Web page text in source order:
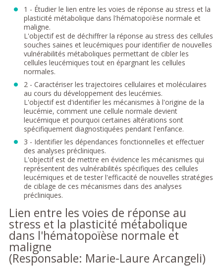
1 - Étudier le lien entre les voies de réponse au stress et la
plasticité métabolique dans l'hématopoïèse normale et
maligne.
L'objectif est de déchiffrer la réponse au stress des cellules
souches saines et leucémiques pour identifier de nouvelles
vulnérabilités métaboliques permettant de cibler les
cellules leucémiques tout en épargnant les cellules
normales.
2 - Caractériser les trajectoires cellulaires et moléculaires
au cours du développement des leucémies.
L'objectif est d'identifier les mécanismes à l'origine de la
leucémie, comment une cellule normale devient
leucémique et pourquoi certaines altérations sont
spécifiquement diagnostiquées pendant l'enfance.
3 - Identifier les dépendances fonctionnelles et effectuer
des analyses précliniques.
L'objectif est de mettre en évidence les mécanismes qui
représentent des vulnérabilités spécifiques des cellules
leucémiques et de tester l'efficacité de nouvelles stratégies
de ciblage de ces mécanismes dans des analyses
précliniques.
Lien entre les voies de réponse au
stress et la plasticité métabolique
dans l'hématopoïèse normale et
maligne
(Responsable: Marie-Laure Arcangeli)